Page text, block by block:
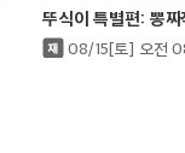
뚜식이 특별편: 뽕
08/15[토] 오전